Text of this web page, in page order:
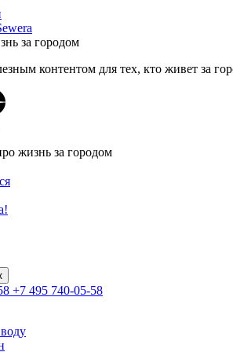
за городом
контентом для тех, кто живет за
жизнь за городом
+7 495 740-05-58